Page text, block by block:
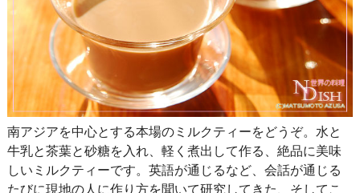
南アジアを中心とする本場のミルクティーをどうぞ。水と
牛乳と茶葉と砂糖を入れ、軽く煮出して作る、絶品に美味
しいミルクティーです。英語が通じるなど、会話が通じる
たびに現地の人に作り方を聞いて研究してきた、そしてこ